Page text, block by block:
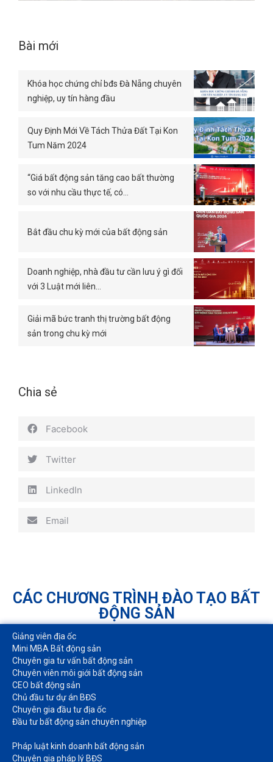
Bài mới
Khóa học chứng chỉ bđs Đà Nẵng chuyên
nghiệp, uy tín hàng đầu
Quy Định Mới Về Tách Thửa Đất Tại Kon
Tum Năm 2024
“Giá bất động sản tăng cao bất thường
so với nhu cầu thực tế, có…
Bắt đầu chu kỳ mới của bất động sản
Doanh nghiệp, nhà đầu tư cần lưu ý gì đối
với 3 Luật mới liên…
Giải mã bức tranh thị trường bất động
sản trong chu kỳ mới
Chia sẻ
Facebook
Twitter
LinkedIn
Email
CÁC CHƯƠNG TRÌNH ĐÀO TẠO BẤT
ĐỘNG SẢN
Giảng viên địa ốc
Mini MBA Bất động sản
Chuyên gia tư vấn bất động sản
Chuyên viên môi giới bất động sản​
CEO bất động sản
Chủ đầu tư dự án BĐS
Chuyên gia đầu tư địa ốc​
Đầu tư bất động sản chuyên nghiệp
Pháp luật kinh doanh bất động sản​
Chuyên gia pháp lý BĐS